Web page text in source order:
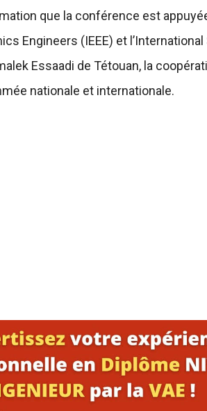
que la conférence est
Engineers (IEEE) et
Essaadi de Tétouan, la
nationale et internationale.